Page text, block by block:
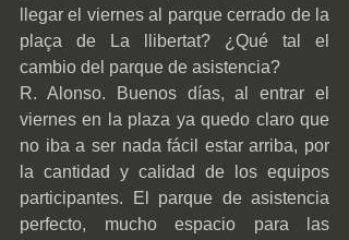
llegar el viernes al parque cerrado de la
plaça de La llibertat? ¿Qué tal el
cambio del parque de asistencia?
R. Alonso. Buenos días, al entrar el
viernes en la plaza ya quedo claro que
no iba a ser nada fácil estar arriba, por
la cantidad y calidad de los equipos
participantes. El parque de asistencia
perfecto, mucho espacio para las